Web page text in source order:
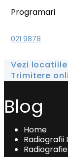
Programari
021 9878
Vezi locatiile
Trimitere
Blog
Home